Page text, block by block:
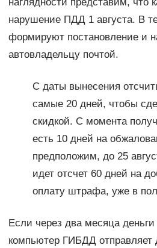
наглядности представим, что
нарушение ПДД 1 августа. В
формируют постановление и
автовладельцу почтой.
С даты вынесения
самые 20 дней, чтобы
скидкой. С момента
есть 10 дней на
предположим, до 25
идет отсчет 60 дней на
оплату штрафа, уже в
Если через два месяца
компьютер ГИБДД отправляет